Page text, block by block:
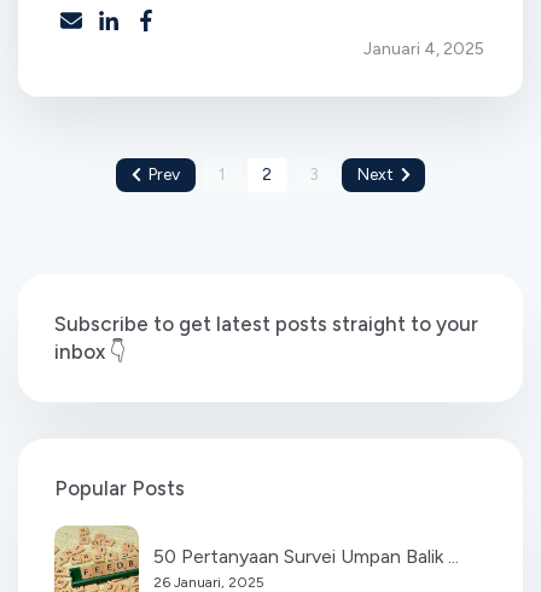
Januari 4, 2025
Prev 1 2 3 Next
Subscribe to get latest posts straight to your
inbox 👇
Popular Posts
50 Pertanyaan Survei Umpan Balik ...
26 Januari, 2025